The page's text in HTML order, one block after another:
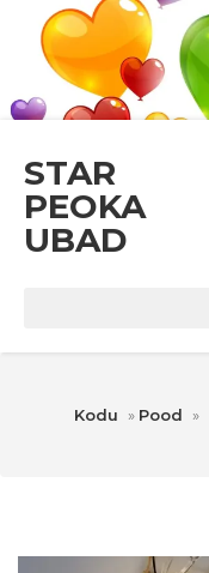
STAR
PEOKA
UBAD
Kodu » Pood »